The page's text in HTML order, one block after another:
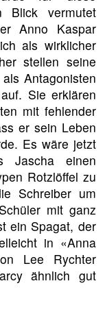
Blick vermutet
Anno Kaspar
als wirklicher
stellen seine
Antagonisten
Sie erklären
mit fehlender
er sein Leben
Es wäre jetzt
Jascha einen
Rotzlöffel zu
Schreiber um
mit ganz
ein Spagat, der
in «Anna
Lee Rychter
ähnlich gut